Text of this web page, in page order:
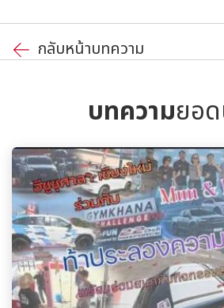
กลับหน้าบทความ
บทความยอ